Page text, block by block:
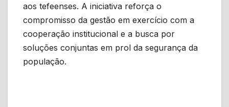
aos tefeenses. A iniciativa reforça o
compromisso da gestão em exercício com a
cooperação institucional e a busca por
soluções conjuntas em prol da segurança da
população.